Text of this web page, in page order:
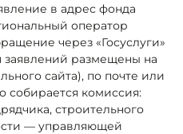
в адрес фонда
оператор
через «Госуслуги»
заявлений размещены на
сайта), по почте или
собирается комиссия:
строительного
— управляющей